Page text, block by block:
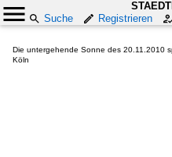
Suche
Registrieren
Die untergehende Sonne des 20.11.2010
Köln